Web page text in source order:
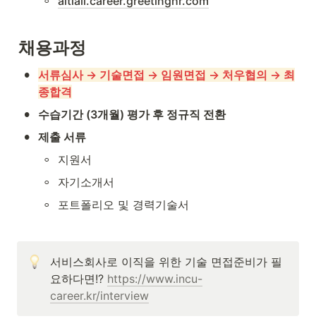
채용과정
• 서류심사 → 기술면접 → 임원면접 → 처우협의 → 최
종합격
• 수습기간 (3개월) 평가 후 정규직 전환
• 제출 서류
◦ 지원서
◦ 자기소개서
◦ 포트폴리오 및 경력기술서
서비스회사로 이직을 위한 기술 면접준비가 필
요하다면!? https://www.incu-
career.kr/interview